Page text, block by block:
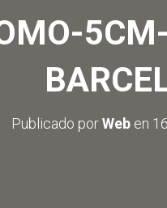
Publicado porWeb en